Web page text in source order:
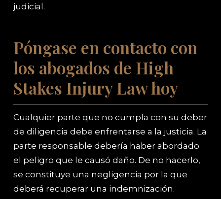
judicial.
Póngase en contacto con
los abogados de High
Stakes Injury Law hoy
Cualquier parte que no cumpla con su deber
de diligencia debe enfrentarse a la justicia. La
parte responsable debería haber abordado
el peligro que le causó daño. De no hacerlo,
se constituye una negligencia por la que
deberá recuperar una indemnización.